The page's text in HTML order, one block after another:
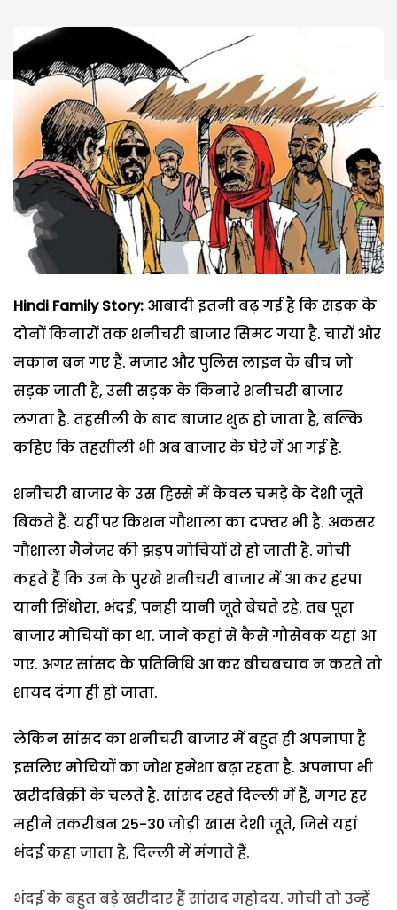
Hindi Family Story: आबादी इतनी बढ़ गई है कि सड़क के
दोनों किनारों तक शनीचरी बाजार सिमट गया है. चारों ओर
मकान बन गए हैं. मजार और पुलिस लाइन के बीच जो
सड़क जाती है, उसी सड़क के किनारे शनीचरी बाजार
लगता है. तहसीली के बाद बाजार शुरू हो जाता है, बल्कि
कहिए कि तहसीली भी अब बाजार के घेरे में आ गई है.
शनीचरी बाजार के उस हिस्से में केवल चमड़े के देशी जूते
बिकते हैं. यहीं पर किशन गौशाला का दफ्तर भी है. अकसर
गौशाला मैनेजर की झड़प मोचियों से हो जाती है. मोची
कहते हैं कि उन के पुरखे शनीचरी बाजार में आ कर हरपा
यानी सिंधोरा, भंदई, पनही यानी जूते बेचते रहे. तब पूरा
बाजार मोचियों का था. जाने कहां से कैसे गौसेवक यहां आ
गए. अगर सांसद के प्रतिनिधि आ कर बीचबचाव न करते तो
शायद दंगा ही हो जाता.
लेकिन सांसद का शनीचरी बाजार में बहुत ही अपनापा है
इसलिए मोचियों का जोश हमेशा बढ़ा रहता है. अपनापा भी
खरीदबिक्री के चलते है. सांसद रहते दिल्ली में हैं, मगर हर
महीने तकरीबन 25-30 जोड़ी खास देशी जूते, जिसे यहां
भंदई कहा जाता है, दिल्ली में मंगाते हैं.
भंदई के बहुत बड़े खरीदार हैं सांसद महोदय. मोची तो उन्हें